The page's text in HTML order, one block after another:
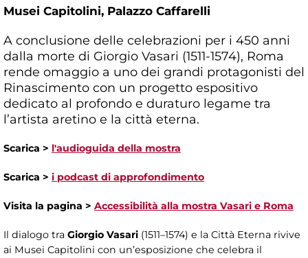
Musei Capitolini, Palazzo Caffarelli
A conclusione delle celebrazioni per i 450 anni
dalla morte di Giorgio Vasari (1511-1574), Roma
rende omaggio a uno dei grandi protagonisti del
Rinascimento con un progetto espositivo
dedicato al profondo e duraturo legame tra
l’artista aretino e la città eterna.
Scarica > l'audioguida della mostra
Scarica > i podcast di approfondimento
Visita la pagina > Accessibilità alla mostra Vasari e Roma
Il dialogo tra Giorgio Vasari (1511–1574) e la Città Eterna rivive
ai Musei Capitolini con un’esposizione che celebra il